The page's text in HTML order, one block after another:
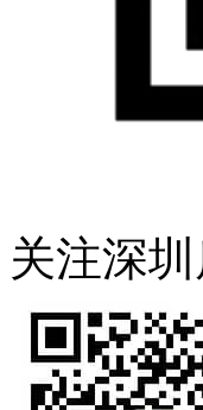
关注深